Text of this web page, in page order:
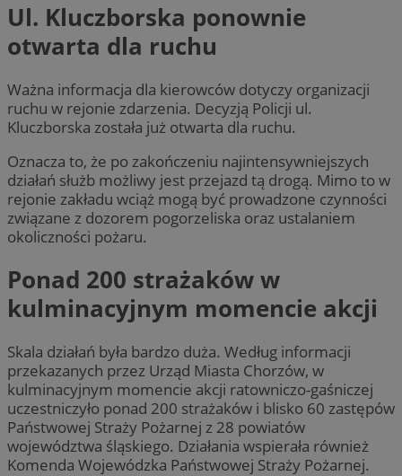
Ul. Kluczborska ponownie
otwarta dla ruchu
Ważna informacja dla kierowców dotyczy organizacji
ruchu w rejonie zdarzenia. Decyzją Policji ul.
Kluczborska została już otwarta dla ruchu.
Oznacza to, że po zakończeniu najintensywniejszych
działań służb możliwy jest przejazd tą drogą. Mimo to w
rejonie zakładu wciąż mogą być prowadzone czynności
związane z dozorem pogorzeliska oraz ustalaniem
okoliczności pożaru.
Ponad 200 strażaków w
kulminacyjnym momencie akcji
Skala działań była bardzo duża. Według informacji
przekazanych przez Urząd Miasta Chorzów, w
kulminacyjnym momencie akcji ratowniczo-gaśniczej
uczestniczyło ponad 200 strażaków i blisko 60 zastępów
Państwowej Straży Pożarnej z 28 powiatów
województwa śląskiego. Działania wspierała również
Komenda Wojewódzka Państwowej Straży Pożarnej.